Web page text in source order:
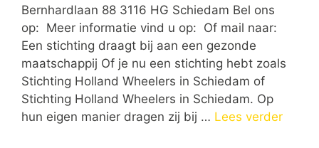
Bernhardlaan 88 3116 HG Schiedam Bel ons
op: Meer informatie vind u op: Of mail naar:
Een stichting draagt bij aan een gezonde
maatschappij Of je nu een stichting hebt zoals
Stichting Holland Wheelers in Schiedam of
Stichting Holland Wheelers in Schiedam. Op
hun eigen manier dragen zij bij … Lees verder